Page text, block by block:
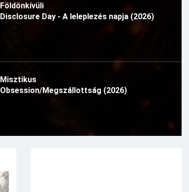
Földönkívüli
Disclosure Day - A leleplezés napja (2026)
Misztikus
Obsession/Megszállottság (2026)